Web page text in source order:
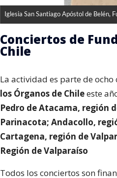
Iglesia San Santiago Apóstol de Belén,
Conciertos de
Chile
La actividad es parte de
los Órganos de Chileeste
Pedro de Atacama, región
Parinacota; Andacollo,
Cartagena, región de
Región de Valparaíso
Todos los conciertos son